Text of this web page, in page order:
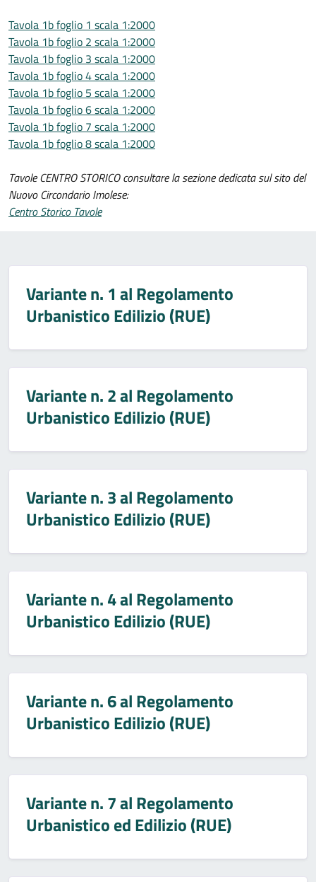
Tavola 1b foglio 1 scala 1:2000
Tavola 1b foglio 2 scala 1:2000
Tavola 1b foglio 3 scala 1:2000
Tavola 1b foglio 4 scala 1:2000
Tavola 1b foglio 5 scala 1:2000
Tavola 1b foglio 6 scala 1:2000
Tavola 1b foglio 7 scala 1:2000
Tavola 1b foglio 8 scala 1:2000
Tavole CENTRO STORICO consultare la sezione dedicata sul sito del
Nuovo Circondario Imolese:
Centro Storico Tavole
Variante n. 1 al Regolamento
Urbanistico Edilizio (RUE)
Variante n. 2 al Regolamento
Urbanistico Edilizio (RUE)
Variante n. 3 al Regolamento
Urbanistico Edilizio (RUE)
Variante n. 4 al Regolamento
Urbanistico Edilizio (RUE)
Variante n. 6 al Regolamento
Urbanistico Edilizio (RUE)
Variante n. 7 al Regolamento
Urbanistico ed Edilizio (RUE)